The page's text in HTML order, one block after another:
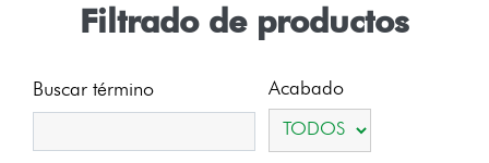
Filtrado de productos
Buscar término Acabado